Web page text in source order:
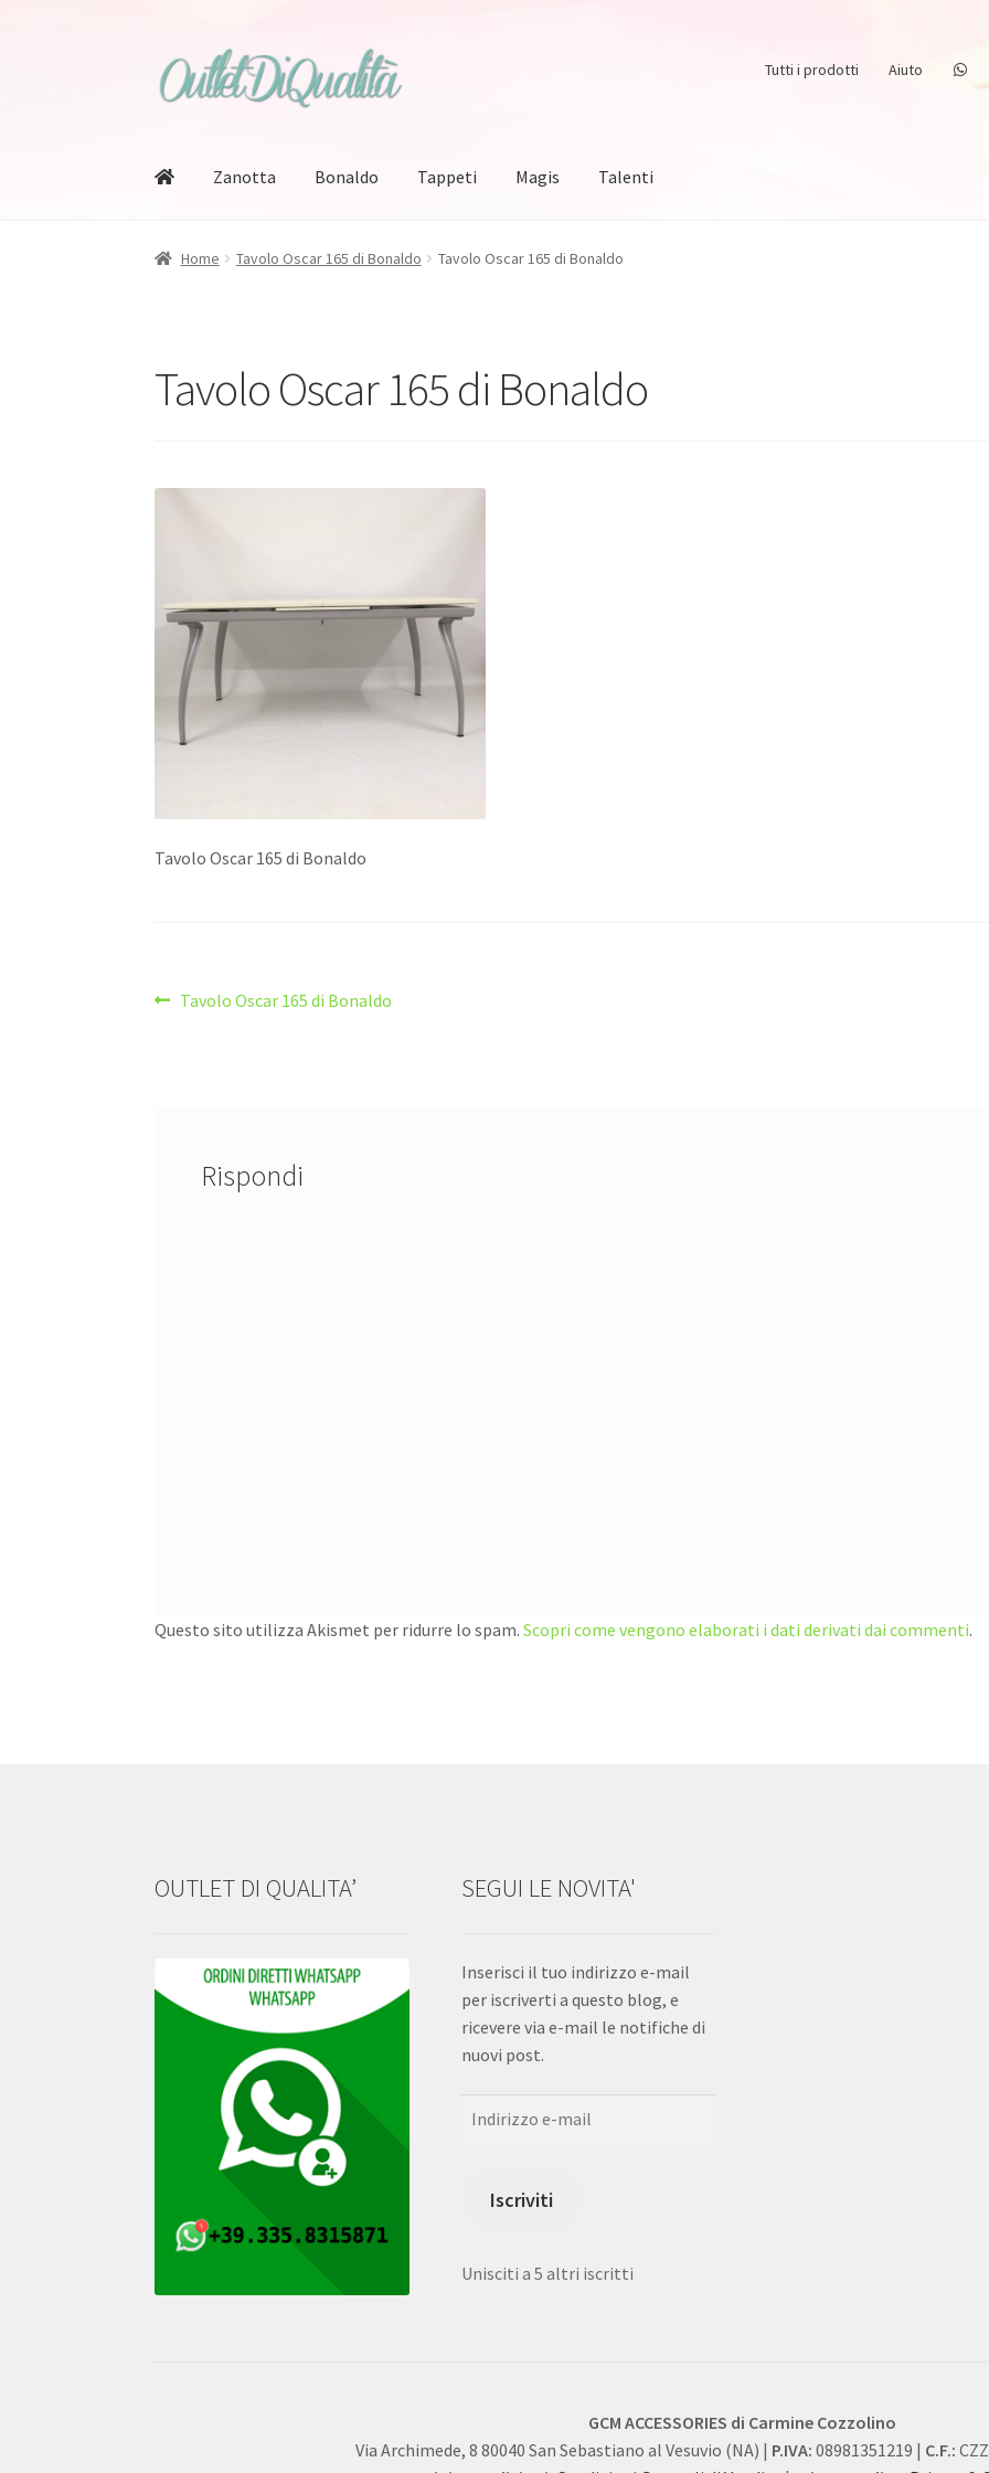
Vai
alla
Vai
al
Tutti i prodotti Aiuto
Zanotta Bonaldo Tappeti Magis Talenti
Home Tavolo Oscar 165 di Bonaldo Tavolo Oscar 165 di Bonaldo
Tavolo Oscar 165 di Bonaldo
Tavolo Oscar 165 di Bonaldo
Navigazione
Articolo
Tavolo Oscar 165 di Bonaldo
Rispondi
Questo sito utilizza Akismet per ridurre lo spam.Scopri come vengono elaborati i dati derivati dai commenti.
OUTLET DI QUALITA’ SEGUI LE NOVITA'
Inserisci il tuo indirizzo e-mail
per iscriverti a questo blog, e
ricevere via e-mail le notifiche di
nuovi post.
Iscriviti
Unisciti a 5 altri iscritti
GCM ACCESSORIES di Carmine Cozzolino
Via Archimede, 8 80040 San Sebastiano al Vesuvio (NA) | P.IVA: 08981351219 | C.F.: